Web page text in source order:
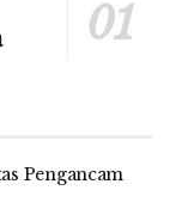
Pengancam